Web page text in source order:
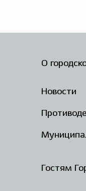
О
Новости
Гостям